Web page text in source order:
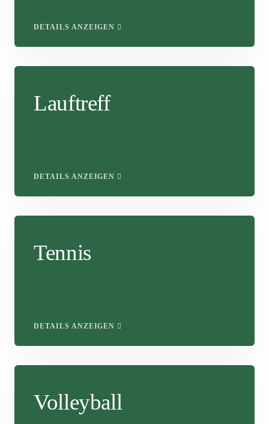
DETAILS ANZEIGEN
Lauftreff
DETAILS ANZEIGEN
Tennis
DETAILS ANZEIGEN
Volleyball